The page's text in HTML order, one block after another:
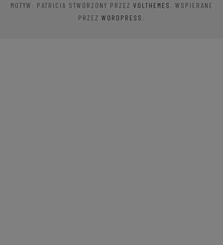
MOTYW: PATRICIA STWORZONY PRZEZ VOLTHEMES . WSPIERANE
PRZEZ WORDPRESS .